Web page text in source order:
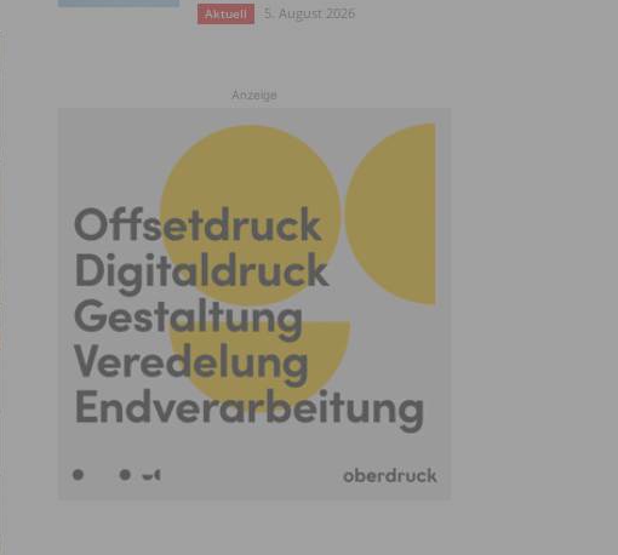
Aktuell 5. August 2026
Anzeige